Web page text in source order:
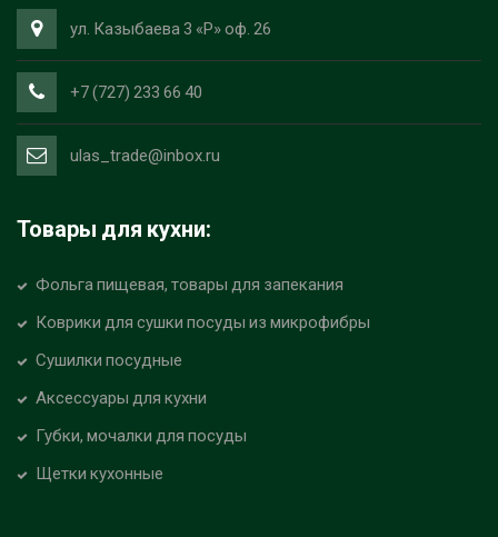
ул. Казыбаева 3 «Р» оф. 26
+7 (727) 233 66 40
ulas_trade@inbox.ru
Товары для кухни:
Фольга пищевая, товары для запекания
Коврики для сушки посуды из микрофибры
Сушилки посудные
Аксессуары для кухни
Губки, мочалки для посуды
Щетки кухонные